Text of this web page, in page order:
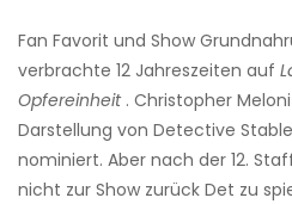
Fan Favorit und Show
verbrachte 12 Jahreszeiten auf
Opfereinheit. Christopher
Darstellung von Detective
nominiert. Aber nach der 12.
nicht zur Show zurück Det zu